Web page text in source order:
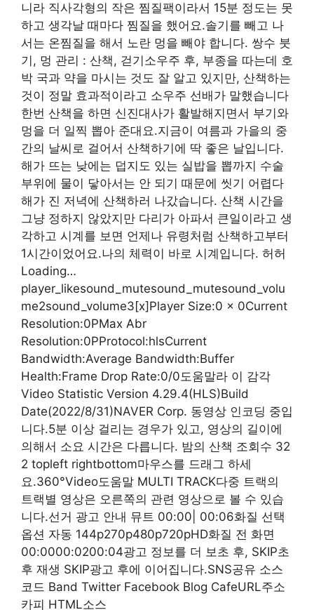
니라 직사각형의 작은 찜질팩이라서 15분 정도는 못
하고 생각날 때마다 찜질을 했어요.솔기를 빼고 나
서는 온찜질을 해서 노란 멍을 빼야 합니다. 쌍수 붓
기, 멍 관리 : 산책, 걷기소우주 후, 부종을 따는데 호
박 국과 약을 마시는 것도 잘 알고 있지만, 산책하는
것이 정말 효과적이라고 소우주 선배가 말했습니다
한번 산책을 하면 신진대사가 활발해지면서 부기와
멍을 더 일찍 뽑아 준대요.지금이 여름과 가을의 중
간의 날씨로 걸어서 산책하기에 딱 좋은 날입니다.
해가 뜨는 낮에는 덥지도 있는 실밥을 뽑까지 수술
부위에 물이 닿아서는 안 되기 때문에 씻기 어렵다
해가 진 저녁에 산책하러 나갔습니다. 산책 시간을
그냥 정하지 않았지만 다리가 아파서 큰일이라고 생
각하고 시계를 보면 언제나 유령처럼 산책하고부터
1시간이었어요.나의 체력이 바로 시계입니다. 허허
Loading…
player_likesound_mutesound_mutesound_volu
me2sound_volume3[x]Player Size:0 x 0Current
Resolution:0PMax Abr
Resolution:0PProtocol:hlsCurrent
Bandwidth:Average Bandwidth:Buffer
Health:Frame Drop Rate:0/0도움말라 이 감각
Video Statistic Version 4.29.4(HLS)Build
Date(2022/8/31)NAVER Corp. 동영상 인코딩 중입
니다.5분 이상 걸리는 경우가 있고, 영상의 길이에
의해서 소요 시간은 다릅니다. 밤의 산책 조회수 32
2 topleft rightbottom마우스를 드래그 하세
요.360°Video도움말 MULTI TRACK다중 트랙의
트랙별 영상은 오른쪽의 관련 영상으로 볼 수 있습
니다.선거 광고 안내 뮤트 00:00| 00:06화질 선택
옵션 자동 144p270p480p720pHD화질 전 화면
00:0000:0200:04광고 정보를 더 보초 후, SKIP초
후 재생 SKIP광고 후에 이어집니다.SNS공유 소스
코드 Band Twitter Facebook Blog CafeURL주소
카피 HTML소스